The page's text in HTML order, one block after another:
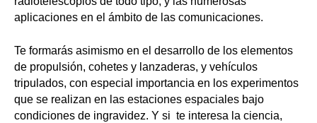
aplicaciones en el ámbito de las comunicaciones.
Te formarás asimismo en el desarrollo de los elementos
de propulsión, cohetes y lanzaderas, y vehículos
tripulados, con especial importancia en los experimentos
que se realizan en las estaciones espaciales bajo
condiciones de ingravidez. Y si te interesa la ciencia,